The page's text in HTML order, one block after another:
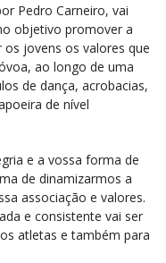
Pedro Carneiro, vai
objetivo promover a
jovens os valores que
ao longo de uma
de dança, acrobacias,
de nível
e a vossa forma de
de dinamizarmos a
associação e valores.
e consistente vai ser
atletas e também para